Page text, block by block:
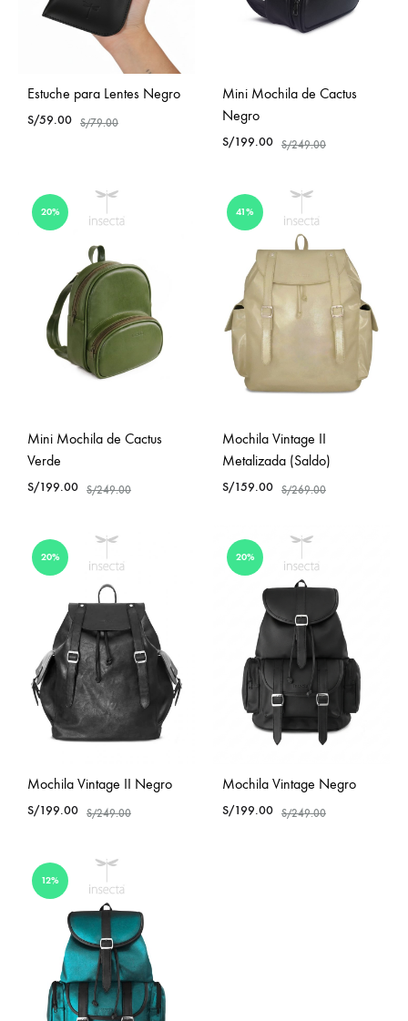
Estuche para Lentes Negro
S/59.00 S/79.00
Mini Mochila de Cactus
Negro
S/199.00 S/249.00
20%
Mini Mochila de Cactus
Verde
S/199.00 S/249.00
41%
Mochila Vintage II
Metalizada (Saldo)
S/159.00 S/269.00
20%
Mochila Vintage II Negro
S/199.00 S/249.00
20%
Mochila Vintage Negro
S/199.00 S/249.00
12%